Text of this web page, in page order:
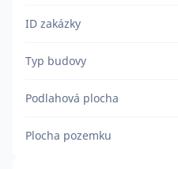
ID zakázky
Typ budovy
Podlahová plocha
Plocha pozemku